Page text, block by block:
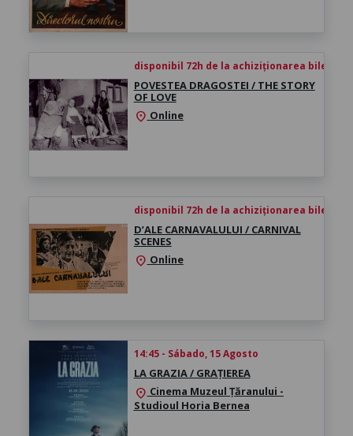
disponibil 72h de la achiziționarea biletului
POVESTEA DRAGOSTEI / THE STORY
OF LOVE
location_on Online
disponibil 72h de la achiziționarea biletului
D’ALE CARNAVALULUI / CARNIVAL
SCENES
location_on Online
14:45 - Sábado, 15 Agosto
LA GRAZIA / GRAȚIEREA
location_on Cinema Muzeul Țăranului -
Studioul Horia Bernea